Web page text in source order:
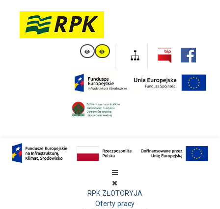
RPK ZŁOTORYJA
Oferty pracy